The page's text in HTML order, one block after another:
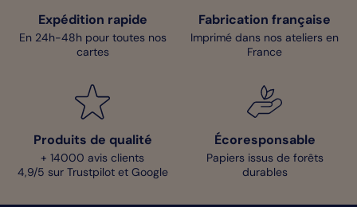
Expédition rapide
En 24h-48h pour toutes nos
cartes
Fabrication française
Imprimé dans nos ateliers en
France
Produits de qualité
+ 14000 avis clients
4,9/5 sur Trustpilot et Google
Écoresponsable
Papiers issus de forêts
durables